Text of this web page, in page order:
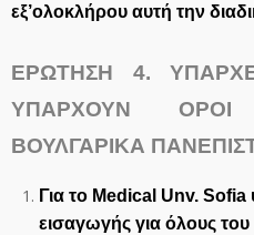
εξ’ολοκλήρου αυτή την
ΕΡΩΤΗΣΗ 4.
ΥΠΑΡΧΟΥΝ
ΒΟΥΛΓΑΡΙΚΑ
Για το Medical Unv. Sofia
εισαγωγής για όλους